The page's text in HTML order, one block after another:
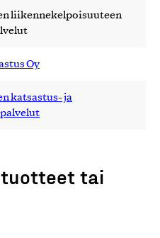
liikennekelpoisuuteen
Oy
katsastus- ja
tai